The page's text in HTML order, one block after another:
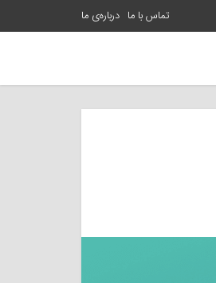
تماس با ما درباره‌ی ما